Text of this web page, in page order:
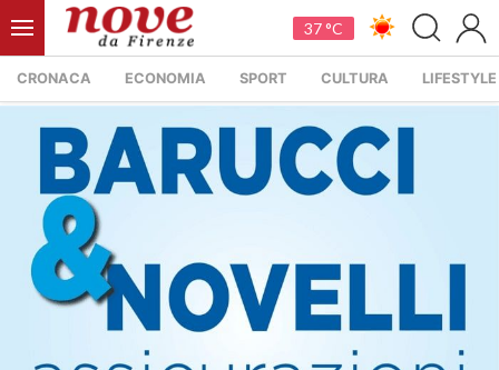
37 °C
CRONACA ECONOMIA SPORT CULTURA LIFESTYLE